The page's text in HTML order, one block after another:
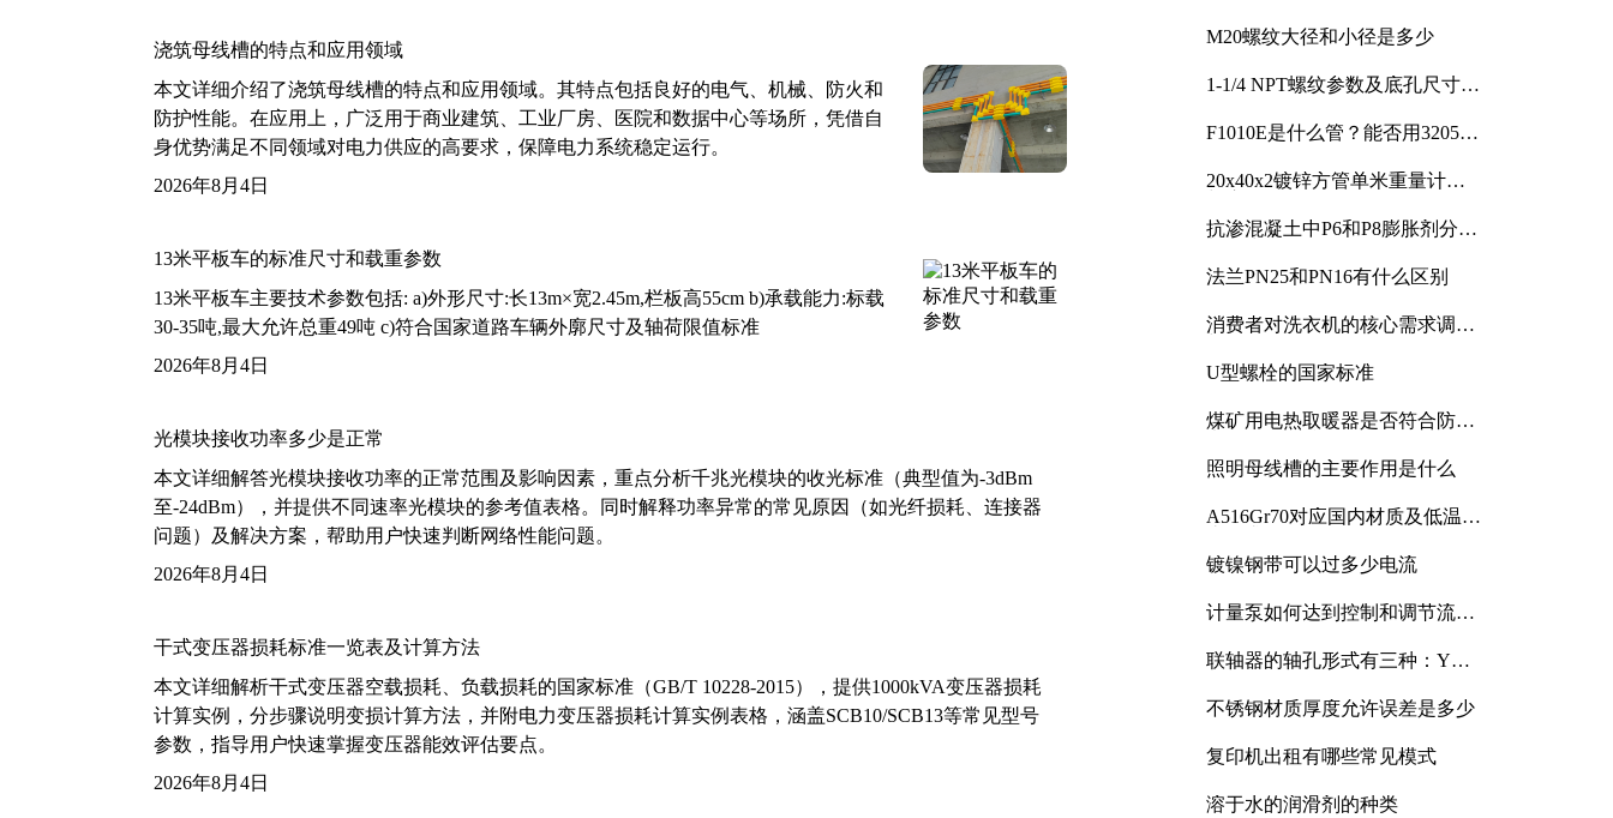
浇筑母线槽的特点和应用领域
本文详细介绍了浇筑母线槽的特点和应用领域。其特点包括良好的电气、机械、防火和
防护性能。在应用上，广泛用于商业建筑、工业厂房、医院和数据中心等场所，凭借自
身优势满足不同领域对电力供应的高要求，保障电力系统稳定运行。
2026年8月4日
13米平板车的标准尺寸和载重参数
13米平板车主要技术参数包括: a)外形尺寸:长13m×宽2.45m,栏板高55cm b)承载能力:标载
30-35吨,最大允许总重49吨 c)符合国家道路车辆外廓尺寸及轴荷限值标准
2026年8月4日
光模块接收功率多少是正常
本文详细解答光模块接收功率的正常范围及影响因素，重点分析千兆光模块的收光标准（典型值为-3dBm
至-24dBm），并提供不同速率光模块的参考值表格。同时解释功率异常的常见原因（如光纤损耗、连接器
问题）及解决方案，帮助用户快速判断网络性能问题。
2026年8月4日
干式变压器损耗标准一览表及计算方法
本文详细解析干式变压器空载损耗、负载损耗的国家标准（GB/T 10228-2015），提供1000kVA变压器损耗
计算实例，分步骤说明变损计算方法，并附电力变压器损耗计算实例表格，涵盖SCB10/SCB13等常见型号
参数，指导用户快速掌握变压器能效评估要点。
2026年8月4日
M20螺纹大径和小径是多少
1-1/4 NPT螺纹参数及底孔尺寸详
F1010E是什么管？能否用3205或
20x40x2镀锌方管单米重量计算
抗渗混凝土中P6和P8膨胀剂分别
法兰PN25和PN16有什么区别
消费者对洗衣机的核心需求调研
U型螺栓的国家标准
煤矿用电热取暖器是否符合防爆
照明母线槽的主要作用是什么
A516Gr70对应国内材质及低温冲
镀镍钢带可以过多少电流
计量泵如何达到控制和调节流量
联轴器的轴孔形式有三种：Y
不锈钢材质厚度允许误差是多少
复印机出租有哪些常见模式
溶于水的润滑剂的种类